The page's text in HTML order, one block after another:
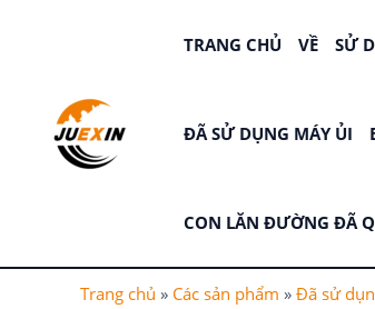
TRANG CHỦ VỀ SỬ
ĐÃ SỬ DỤNG MÁY ỦI
CON LĂN ĐƯỜNG ĐÃ
Trang chủ » Các sản phẩm » Đã sử